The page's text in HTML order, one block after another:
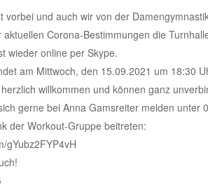
vorbei und auch wir von der
Corona-Bestimmungen die
wieder online per Skype.
am Mittwoch, den 15.09.2021 um 18:30
willkommen und können ganz
gerne bei Anna Gamsreiter melden unter
der Workout-Gruppe beitreten:
gYubz2FYP4vH